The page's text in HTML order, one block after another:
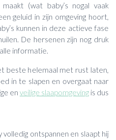
(wat baby’s nogal vaak
geluid in zijn omgeving hoort,
kunnen in deze actieve fase
De hersenen zijn nog druk
informatie.
beste helemaal met rust laten,
in te slapen en overgaat naar
en veilige slaapomgeving is dus
volledig ontspannen en slaapt hij